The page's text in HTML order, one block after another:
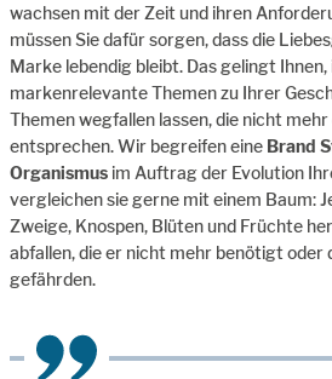
wachsen mit der Zeit und ihren
müssen Sie dafür sorgen, dass die
Marke lebendig bleibt. Das gelingt Ihnen,
markenrelevante Themen zu Ihrer
Themen wegfallen lassen, die nicht
entsprechen. Wir begreifen eine Brand
Organismus im Auftrag der Evolution
vergleichen sie gerne mit einem Baum:
Zweige, Knospen, Blüten und Früchte
abfallen, die er nicht mehr benötigt oder
gefährden.